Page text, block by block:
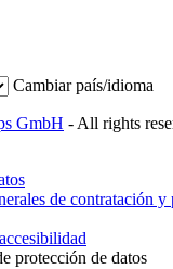
Cambiar país/idioma
GmbH - All rights
de contratación y
protección de datos